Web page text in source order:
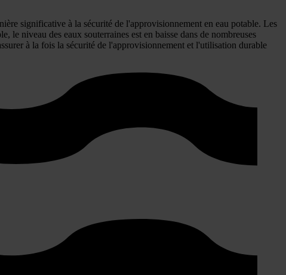
significative à la sécurité de l'approvisionnement en eau potable. Les
le niveau des eaux souterraines est en baisse dans de nombreuses
à la fois la sécurité de l'approvisionnement et l'utilisation durable